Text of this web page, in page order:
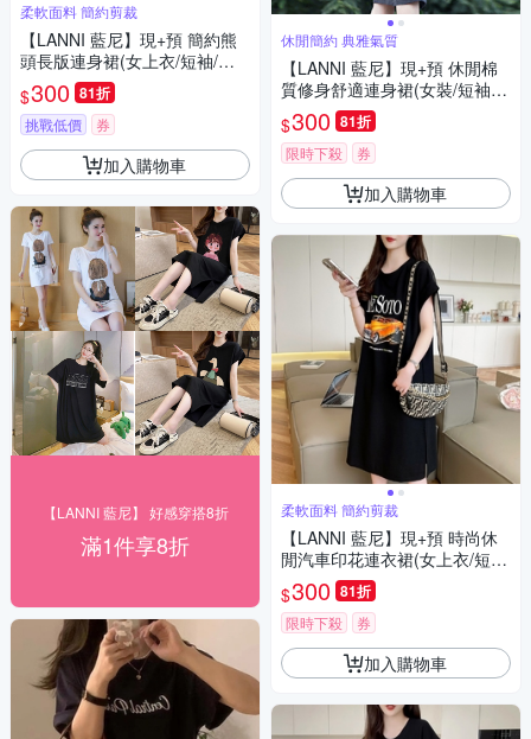
柔軟面料 簡約剪裁
【LANNI 藍尼】現+預 簡約熊
頭長版連身裙(女上衣/短袖/休
閒)
$300 81折
挑戰低價 券
加入購物車
【LANNI 藍尼】 好感穿搭8折
滿1件享8折
休閒簡約 典雅氣質
【LANNI 藍尼】現+預 休閒棉
質修身舒適連身裙(女裝/短袖洋
裝/連衣裙)
$300 81折
限時下殺 券
加入購物車
柔軟面料 簡約剪裁
【LANNI 藍尼】現+預 時尚休
閒汽車印花連衣裙(女上衣/短
袖/連身裙)
$300 81折
限時下殺 券
加入購物車